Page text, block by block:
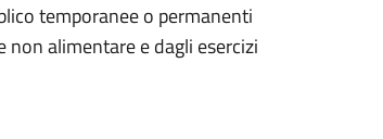
temporanee o permanenti
alimentare e dagli esercizi